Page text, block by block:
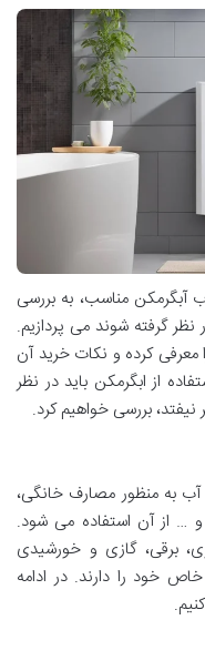
آبگرمکن مناسب، به بررسی
گرفته شوند می ‌پردازیم.
معرفی کرده و نکات خرید آن
از ابگرمکن باید در نظر
بررسی خواهیم کرد.
به منظور مصارف خانگی،
… از آن استفاده می ‌شود.
برقی، گازی و خورشیدی
خود را دارند. در ادامه